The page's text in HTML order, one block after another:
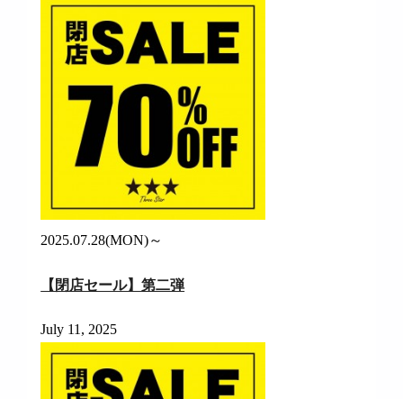
2025.07.28(MON)～
【閉店セール】第二弾
July 11, 2025